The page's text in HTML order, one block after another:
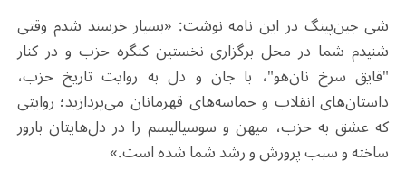
شی جین‌پینگ در این نامه نوشت: «بسیار خرسند شدم وقتی
شنیدم شما در محل برگزاری نخستین کنگره حزب و در کنار
"قایق سرخ نان‌هو"، با جان و دل به روایت تاریخ حزب،
داستان‌های انقلاب و حماسه‌های قهرمانان می‌پردازید؛ روایتی
که عشق به حزب، میهن و سوسیالیسم را در دل‌هایتان بارور
ساخته و سبب پرورش و رشد شما شده است.»